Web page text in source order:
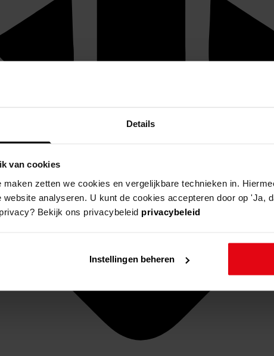
Details
van cookies
zetten we cookies en vergelijkbare technieken in.
website analyseren. U kunt de cookies accepteren door op 'Ja,
Bekijk ons privacybeleid privacybeleid
Instellingen beheren